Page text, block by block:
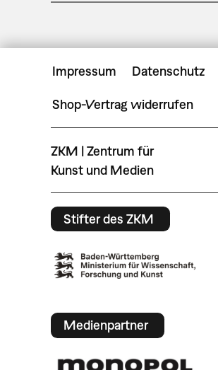
Impressum Datenschutz
Shop-Vertrag widerrufen
ZKM | Zentrum für
Kunst und Medien
Stifter des ZKM
Medienpartner